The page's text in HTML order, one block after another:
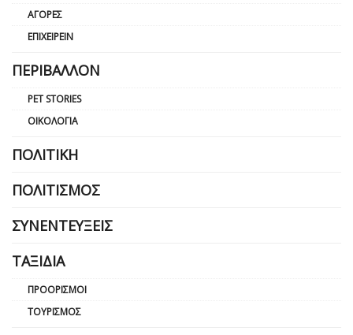
ΑΓΟΡΈΣ
ΕΠΙΧΕΙΡΕΊΝ
ΠΕΡΙΒΆΛΛΟΝ
PET STORIES
ΟΙΚΟΛΟΓΊΑ
ΠΟΛΙΤΙΚΉ
ΠΟΛΙΤΙΣΜΌΣ
ΣΥΝΕΝΤΕΎΞΕΙΣ
ΤΑΞΊΔΙΑ
ΠΡΟΟΡΙΣΜΟΊ
ΤΟΥΡΙΣΜΌΣ